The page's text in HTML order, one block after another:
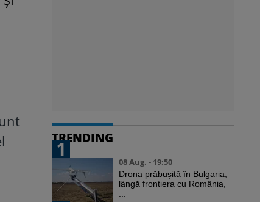
TRENDING
1
08 Aug. - 19:50
Drona prăbușită în Bulgaria,
lângă frontiera cu România,